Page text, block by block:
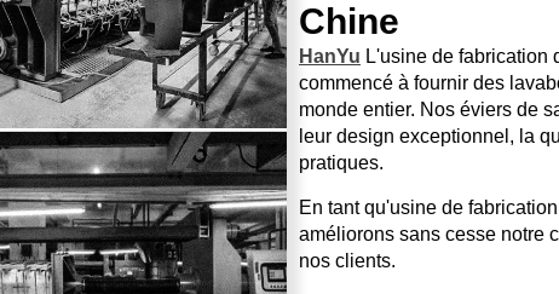
Chine
HanYu L'usine de fabrication
commencé à fournir des
monde entier. Nos éviers de
leur design exceptionnel, la
pratiques.
En tant qu'usine de
améliorons sans cesse notre
nos clients.